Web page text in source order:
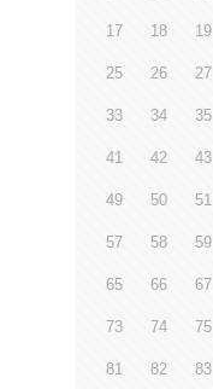
17 18 19
25 26 27
33 34 35
41 42 43
49 50 51
57 58 59
65 66 67
73 74 75
81 82 83